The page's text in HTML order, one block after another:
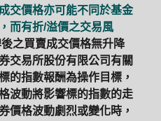
交價格亦可能不同於基金
而有折/溢價之交易風
之買賣成交價格無升降
交易所股份有限公司有關
的指數報酬為操作目標，
波動將影響標的指數的走
價格波動劇烈或變化時，